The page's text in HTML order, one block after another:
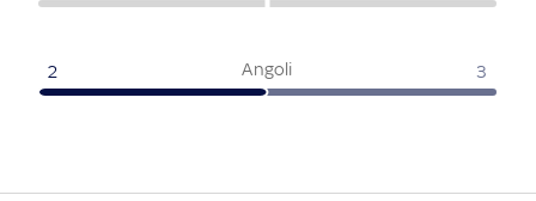
Angoli
2 3